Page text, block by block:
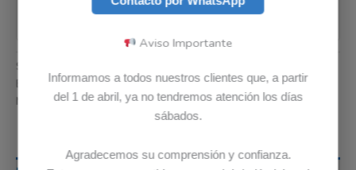
SKU:
Etiquetas:Envio Gratis,Garantia 12 meses,Original
Marca:
Lenovo
Aviso Importante
Informamos a todos nuestros clientes que, a partir
del 1 de abril, ya no tendremos atención los días
sábados.
Agradecemos su comprensión y confianza.